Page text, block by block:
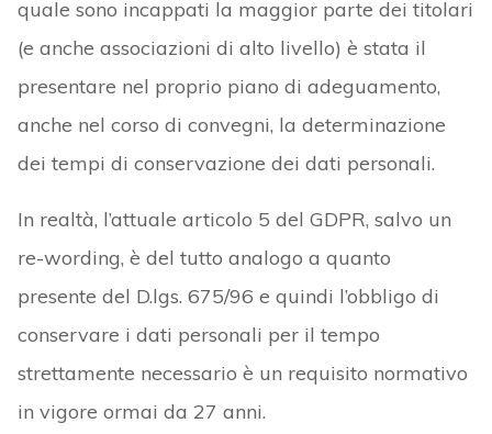
quale sono incappati la maggior parte dei titolari
(e anche associazioni di alto livello) è stata il
presentare nel proprio piano di adeguamento,
anche nel corso di convegni, la determinazione
dei tempi di conservazione dei dati personali.
In realtà, l’attuale articolo 5 del GDPR, salvo un
re-wording, è del tutto analogo a quanto
presente del D.lgs. 675/96 e quindi l’obbligo di
conservare i dati personali per il tempo
strettamente necessario è un requisito normativo
in vigore ormai da 27 anni.